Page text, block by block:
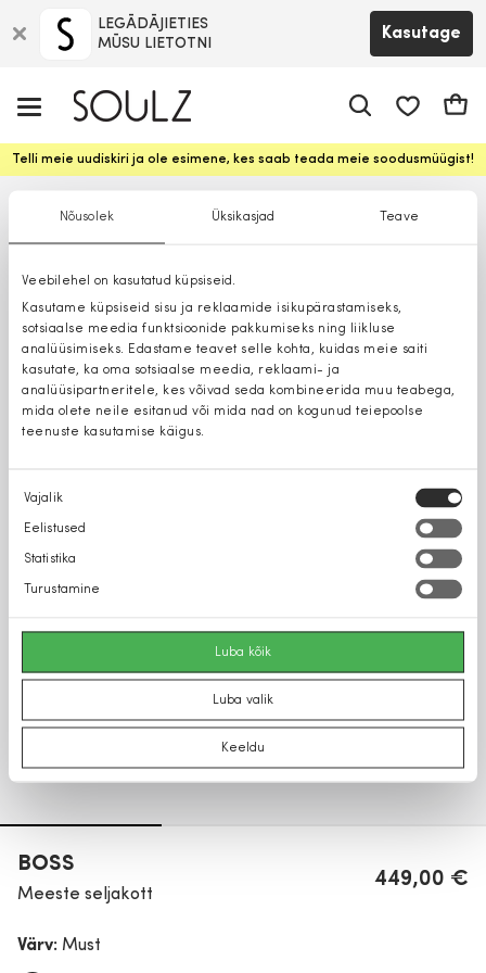
Nõusolek Üksikasjad Teave
Veebilehel on kasutatud küpsiseid.
Kasutame küpsiseid sisu ja reklaamide isikupärastamiseks,
sotsiaalse meedia funktsioonide pakkumiseks ning liikluse
analüüsimiseks. Edastame teavet selle kohta, kuidas meie saiti
kasutate, ka oma sotsiaalse meedia, reklaami- ja
analüüsipartneritele, kes võivad seda kombineerida muu teabega,
mida olete neile esitanud või mida nad on kogunud teiepoolse
teenuste kasutamise käigus.
Nõusoleku
valik
Vajalik
Eelistused
Statistika
Turustamine
Luba kõik
Luba valik
Keeldu
LEGĀDĀJIETIES
MŪSU LIETOTNI
Kasutage
Telli meie uudiskiri ja ole esimene, kes saab teada meie soodusmüügist!
BOSS
Meeste seljakott
449,00 €
Värv: Must